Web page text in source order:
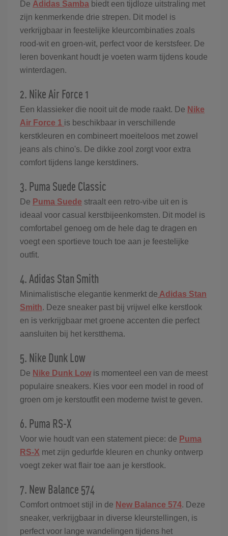
De Adidas Samba biedt een tijdloze uitstraling met
zijn kenmerkende drie strepen. Dit model is
verkrijgbaar in feestelijke kleurcombinaties zoals
rood-wit en groen-wit, perfect voor de kerstsfeer. De
leren bovenkant houdt je voeten warm tijdens koude
winterdagen.
2. Nike Air Force 1
Een klassieker die nooit uit de mode raakt. De Nike
Air Force 1 is beschikbaar in verschillende
kerstkleuren en combineert moeiteloos met zowel
jeans als chino's. De dikke zool zorgt voor extra
comfort tijdens lange kerstdiners.
3. Puma Suede Classic
De Puma Suede straalt een retro-vibe uit en is
ideaal voor casual kerstbijeenkomsten. Dit model is
comfortabel genoeg om de hele dag te dragen en
voegt een sportieve touch toe aan je feestelijke
outfit.
4. Adidas Stan Smith
Minimalistische elegantie kenmerkt de Adidas Stan
Smith. Deze sneaker past bij vrijwel elke kerstlook
en is verkrijgbaar met groene accenten die perfect
aansluiten bij het kerstthema.
5. Nike Dunk Low
De Nike Dunk Low is momenteel een van de meest
populaire sneakers. Kies voor een model in rood of
groen om je kerstoutfit een moderne twist te geven.
6. Puma RS-X
Voor wie houdt van een statement piece: de Puma
RS-X met zijn gedurfde kleuren en chunky ontwerp
voegt zeker wat flair toe aan je kerstlook.
7. New Balance 574
Comfort ontmoet stijl in de New Balance 574. Deze
sneaker, verkrijgbaar in diverse kleurstellingen, is
perfect voor lange wandelingen tijdens het